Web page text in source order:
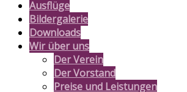
Ausflüge
Bildergalerie
Downloads
Wir über uns
Der Verein
Der Vorstand
Preise und Leistungen